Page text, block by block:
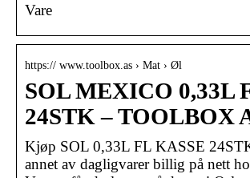
Vare
https:// www.toolbox.as › Mat › Øl
SOL MEXICO 0,33L
24STK – TOOLBOX
Kjøp SOL 0,33L FL KASSE
annet av dagligvarer billig på nett